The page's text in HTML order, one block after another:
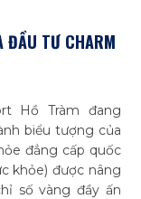
ĐẦU TƯ CHARM
Hồ Tràm đang
biểu tượng của
đẳng cấp quốc
khỏe) được nâng
số vàng đầy ấn